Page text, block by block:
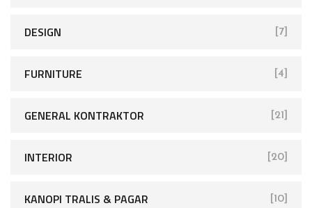
DESIGN [7]
FURNITURE [4]
GENERAL KONTRAKTOR [21]
INTERIOR [20]
KANOPI TRALIS & PAGAR [10]